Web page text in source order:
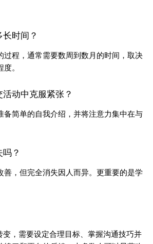
习和正向的反馈，大多数人可以显著改
还能成为你的职场加分...
去画